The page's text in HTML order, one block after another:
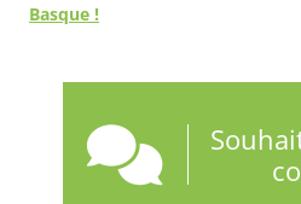
Basque !